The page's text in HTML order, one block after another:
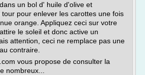
un bol d' huile d'olive et
pour enlever les carottes une fois
orange. Appliquez ceci sur votre
le soleil et donc active un
attention, ceci ne remplace pas une
contraire.
vous propose de consulter la
nombreux...